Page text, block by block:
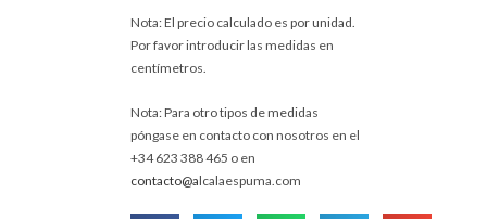
Nota: El precio calculado es por unidad.
Por favor introducir las medidas en
centímetros.
Nota: Para otro tipos de medidas
póngase en contacto con nosotros en el
+34 623 388 465 o en
contacto@alcalaespuma.com